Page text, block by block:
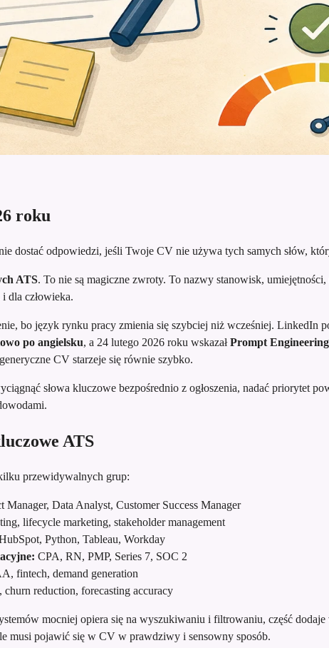
roku
dostać odpowiedzi, jeśli Twoje CV nie używa tych samych słów,
ATS. To nie są magiczne zwroty. To nazwy stanowisk,
dla człowieka.
bo język rynku pracy zmienia się szybciej niż wcześniej. LinkedIn
po angielsku, a 24 lutego 2026 roku wskazałPrompt Engineering
CV starzeje się równie szybko.
słowa kluczowe bezpośrednio z ogłoszenia, nadać priorytet
ATS
przewidywalnych grup:
Manager, Data Analyst, Customer Success Manager
lifecycle marketing, stakeholder management
Python, Tableau, Workday
CPA, RN, PMP, Series 7, SOC 2
fintech, demand generation
churn reduction, forecasting accuracy
mocniej opiera się na wyszukiwaniu i filtrowaniu, część
musi pojawić się w CV w prawdziwy i sensowny sposób.